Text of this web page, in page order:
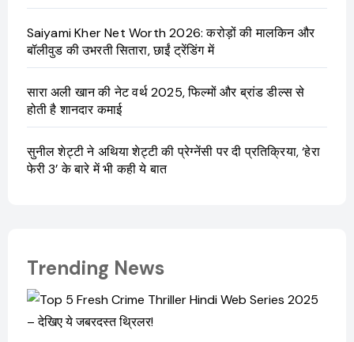
Saiyami Kher Net Worth 2026: करोड़ों की मालकिन और
बॉलीवुड की उभरती सितारा, छाईं ट्रेंडिंग में
सारा अली खान की नेट वर्थ 2025, फिल्मों और ब्रांड डील्स से
होती है शानदार कमाई
सुनील शेट्टी ने अथिया शेट्टी की प्रेग्नेंसी पर दी प्रतिक्रिया, ‘हेरा
फेरी 3’ के बारे में भी कही ये बात
Trending News